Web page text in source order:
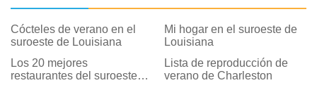
Cócteles de verano en el
suroeste de Louisiana
Mi hogar en el suroeste de
Louisiana
Los 20 mejores
restaurantes del suroeste
Lista de reproducción de
verano de Charleston